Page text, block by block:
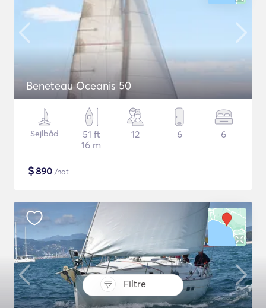
Filtre
Beneteau Oceanis 50
Sejlbåd
51 ft
16 m
12 6 6
$890 /nat